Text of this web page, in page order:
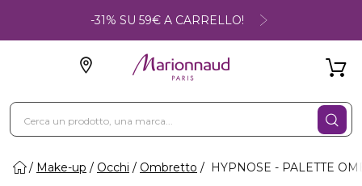
-31% SU 59€ A CARRELLO!
Make-up Occhi Ombretto HYPNOSE - PALETTE